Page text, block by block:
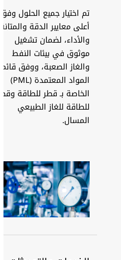
تم اختيار جميع الحلول وفق
أعلى معايير الدقة والمتانة
والأداء، لضمان تشغيل
موثوق في بيئات النفط
والغاز الصعبة، ووفق قائمة
المواد المعتمدة (PML)
الخاصة بـ قطر للطاقة وقطر
للطاقة للغاز الطبيعي
المسال.